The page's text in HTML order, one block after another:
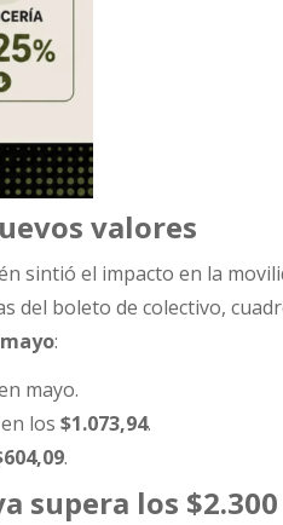
valores
sintió el impacto en la
del boleto de colectivo,
:
mayo.
los $1.073,94.
.
supera los $2.300